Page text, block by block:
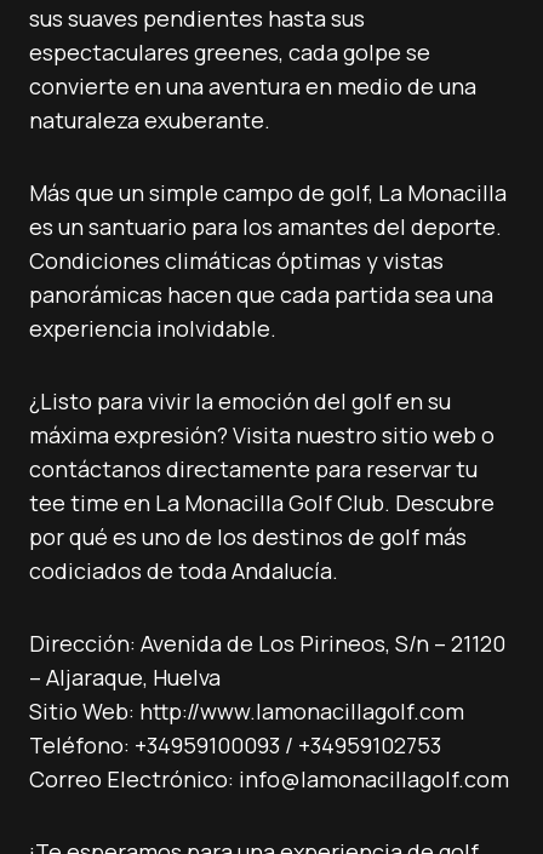
sus suaves pendientes hasta sus
espectaculares greenes, cada golpe se
convierte en una aventura en medio de una
naturaleza exuberante.
Más que un simple campo de golf, La Monacilla
es un santuario para los amantes del deporte.
Condiciones climáticas óptimas y vistas
panorámicas hacen que cada partida sea una
experiencia inolvidable.
¿Listo para vivir la emoción del golf en su
máxima expresión? Visita nuestro sitio web o
contáctanos directamente para reservar tu
tee time en La Monacilla Golf Club. Descubre
por qué es uno de los destinos de golf más
codiciados de toda Andalucía.
Dirección: Avenida de Los Pirineos, S/n – 21120
– Aljaraque, Huelva
Sitio Web: http://www.lamonacillagolf.com
Teléfono: +34959100093 / +34959102753
Correo Electrónico: info@lamonacillagolf.com